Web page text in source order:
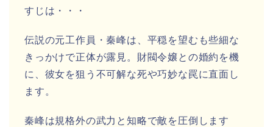
すじ は・・・
伝説の元工作員・秦峰は、平穏を望むも些細な
きっかけで正体が露見。財閥令嬢との婚約を機
に、彼女を狙う不可解な死や巧妙な罠に直面し
ます。
秦峰は規格外の武力と知略で敵を圧倒します